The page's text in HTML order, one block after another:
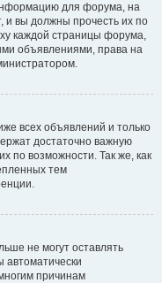
для форума, на
и вы должны прочесть их по
каждой страницы форума,
объявлениями, права на
всех объявлений и только
достаточно важную
по возможности. Так же, как
тем
не могут оставлять
причинам